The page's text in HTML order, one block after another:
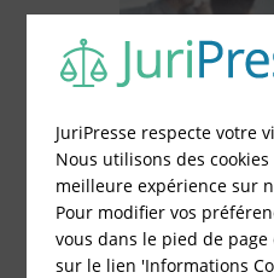
JuriPresse respecte votre
Nous utilisons des
meilleure expérience sur
Pour modifier vos
vous dans le pied de
sur le lien 'Informations